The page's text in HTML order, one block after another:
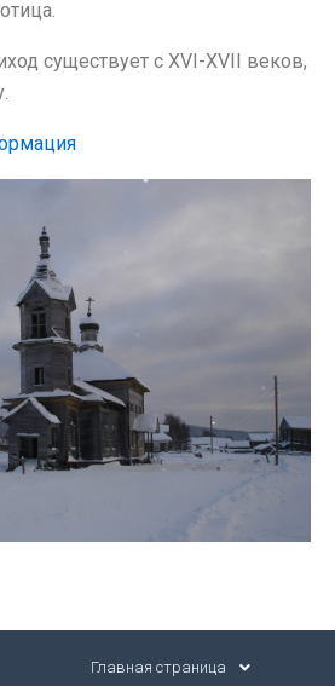
существует с XVI-XVII веков,
Главная страница